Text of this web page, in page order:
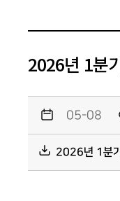
2026년 1분
05-08
2026년 1분